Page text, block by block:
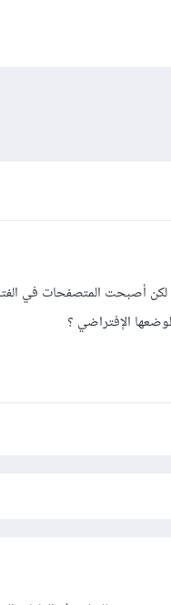
أصبحت المتصفحات في
الإفتراضي ؟